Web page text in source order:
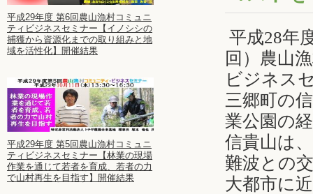
平成28年
回）農山
ビジネス
三郷町の
業公園の
信貴山は
難波との
大都市に
平成29年度 第6回農山漁村コミュニ
ティビジネスセミナー【イノシシの
捕獲から資源化までの取り組みと地
域を活性化】開催結果
平成29年度 第5回農山漁村コミュニ
ティビジネスセミナー【林業の現場
作業を通じて若者を育成、若者の力
で山村再生を目指す】開催結果